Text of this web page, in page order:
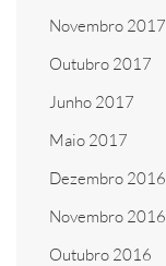
Novembro 2017
Outubro 2017
Junho 2017
Maio 2017
Dezembro 2016
Novembro 2016
Outubro 2016